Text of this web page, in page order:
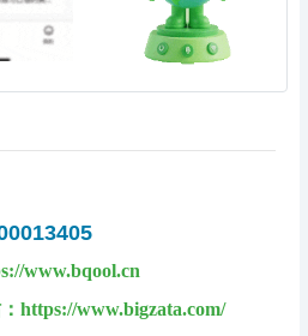
www.bqool.cn
https://www.bigzata.com/